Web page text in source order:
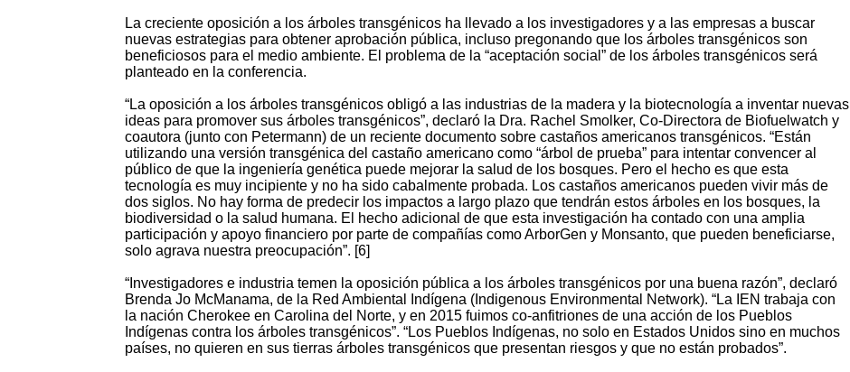
La creciente oposición a los árboles transgénicos ha llevado a los investigadores y a las empresas a buscar
nuevas estrategias para obtener aprobación pública, incluso pregonando que los árboles transgénicos son
beneficiosos para el medio ambiente. El problema de la “aceptación social” de los árboles transgénicos será
planteado en la conferencia.
“La oposición a los árboles transgénicos obligó a las industrias de la madera y la biotecnología a inventar nuevas
ideas para promover sus árboles transgénicos”, declaró la Dra. Rachel Smolker, Co-Directora de Biofuelwatch y
coautora (junto con Petermann) de un reciente documento sobre castaños americanos transgénicos. “Están
utilizando una versión transgénica del castaño americano como “árbol de prueba” para intentar convencer al
público de que la ingeniería genética puede mejorar la salud de los bosques. Pero el hecho es que esta
tecnología es muy incipiente y no ha sido cabalmente probada. Los castaños americanos pueden vivir más de
dos siglos. No hay forma de predecir los impactos a largo plazo que tendrán estos árboles en los bosques, la
biodiversidad o la salud humana. El hecho adicional de que esta investigación ha contado con una amplia
participación y apoyo financiero por parte de compañías como ArborGen y Monsanto, que pueden beneficiarse,
solo agrava nuestra preocupación”. [6]
“Investigadores e industria temen la oposición pública a los árboles transgénicos por una buena razón”, declaró
Brenda Jo McManama, de la Red Ambiental Indígena (Indigenous Environmental Network). “La IEN trabaja con
la nación Cherokee en Carolina del Norte, y en 2015 fuimos co-anfitriones de una acción de los Pueblos
Indígenas contra los árboles transgénicos”. “Los Pueblos Indígenas, no solo en Estados Unidos sino en muchos
países, no quieren en sus tierras árboles transgénicos que presentan riesgos y que no están probados”.